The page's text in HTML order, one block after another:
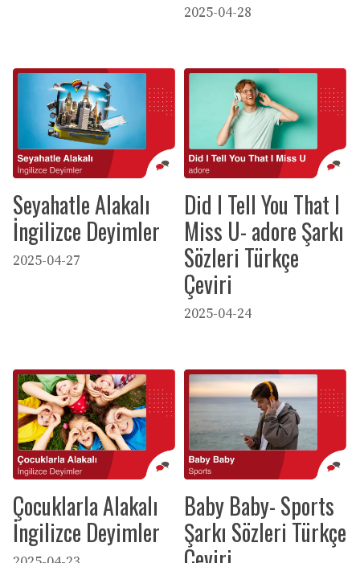
2025-04-28
Seyahatle Alakalı
İngilizce Deyimler
2025-04-27
Did I Tell You That I
Miss U- adore Şarkı
Sözleri Türkçe
Çeviri
2025-04-24
Çocuklarla Alakalı
İngilizce Deyimler
Baby Baby- Sports
Şarkı Sözleri Türkçe